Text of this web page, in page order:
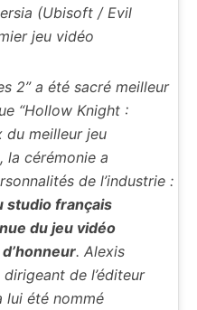
(Ubisoft / Evil
jeu vidéo
2” a été sacré meilleur
“Hollow Knight :
du meilleur jeu
la cérémonie a
de l’industrie :
studio français
du jeu vidéo
. Alexis
de l’éditeur
lui été nommé